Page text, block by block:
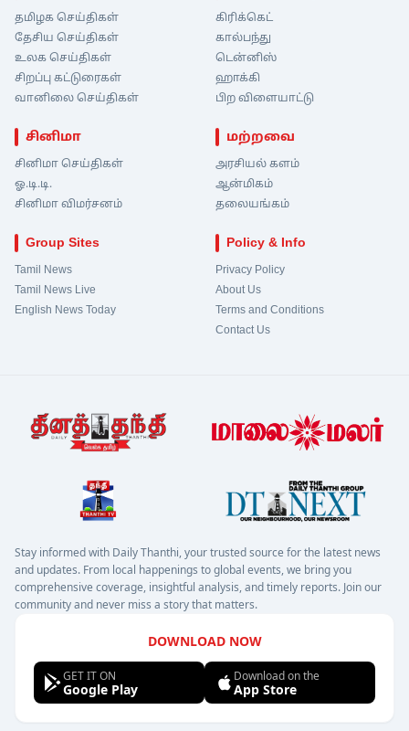
தமிழக செய்திகள்
தேசிய செய்திகள்
உலக செய்திகள்
சிறப்பு கட்டுரைகள்
வானிலை செய்திகள்
கிரிக்கெட்
கால்பந்து
டென்னிஸ்
ஹாக்கி
பிற விளையாட்டு
சினிமா
சினிமா செய்திகள்
ஓ.டி.டி.
சினிமா விமர்சனம்
மற்றவை
அரசியல் களம்
ஆன்மிகம்
தலையங்கம்
Group Sites
Tamil News
Tamil News Live
English News Today
Policy & Info
Privacy Policy
About Us
Terms and Conditions
Contact Us
Stay informed with Daily Thanthi, your trusted source for the latest news
and updates. From local happenings to global events, we bring you
comprehensive coverage, insightful analysis, and timely reports. Join our
community and never miss a story that matters.
DOWNLOAD NOW
GET IT ON
Google Play
Download on the
App Store